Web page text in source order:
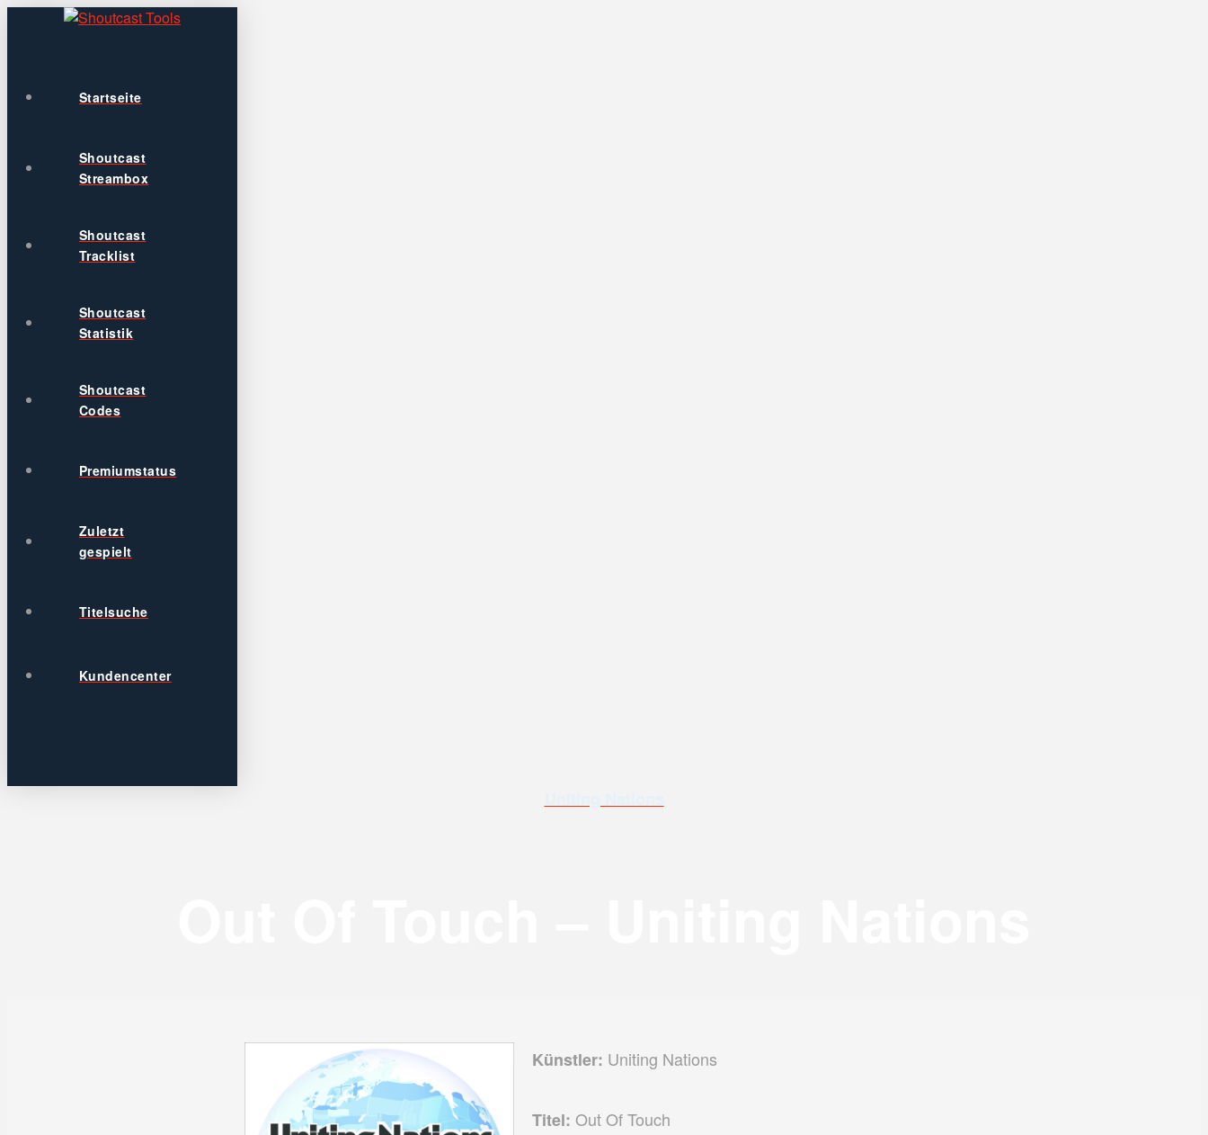
Startseite
Shoutcast
Streambox
Shoutcast
Tracklist
Shoutcast
Statistik
Shoutcast
Codes
Premiumstatus
Zuletzt
gespielt
Titelsuche
Kundencenter
Künstler: Uniting Nations
Titel: Out Of Touch